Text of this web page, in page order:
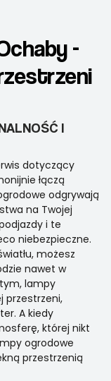
-
I
dotyczący
łączą
odgrywają
na Twojej
i te
niebezpieczne.
możesz
nawet w
lampy
przestrzeni,
A kiedy
której nikt
ogrodowe
przestrzenią